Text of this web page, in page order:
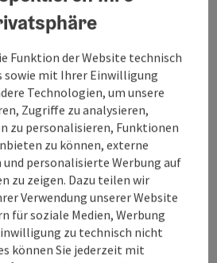
Funktion der Website technisch
sowie mit Ihrer Einwilligung
Technologien, um unsere
Zugriffe zu analysieren,
zu personalisieren, Funktionen
zu können, externe
personalisierte Werbung auf
zu zeigen. Dazu teilen wir
Verwendung unserer Website
für soziale Medien, Werbung
zu technisch nicht
können Sie jederzeit mit